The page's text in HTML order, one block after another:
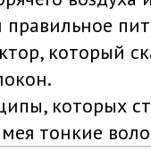
который
которых
тонкие